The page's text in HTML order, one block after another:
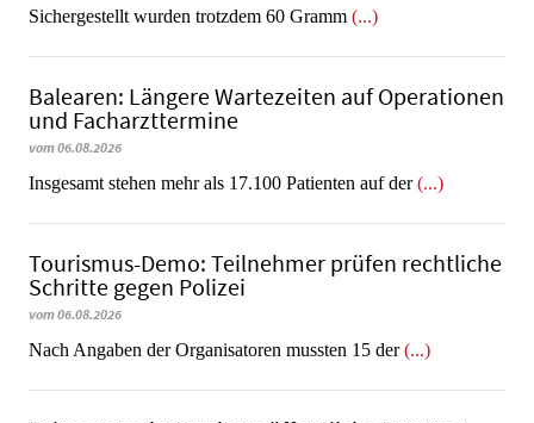
​​​​​​​Sichergestellt wurden trotzdem 60 Gramm (...)
Balearen: Längere Wartezeiten auf Operationen
und Facharzttermine
vom 06.08.2026
Insgesamt stehen mehr als 17.100 Patienten auf der(...)
Tourismus-Demo: Teilnehmer prüfen rechtliche
Schritte gegen Polizei
vom 06.08.2026
Nach Angaben der Organisatoren mussten 15 der(...)